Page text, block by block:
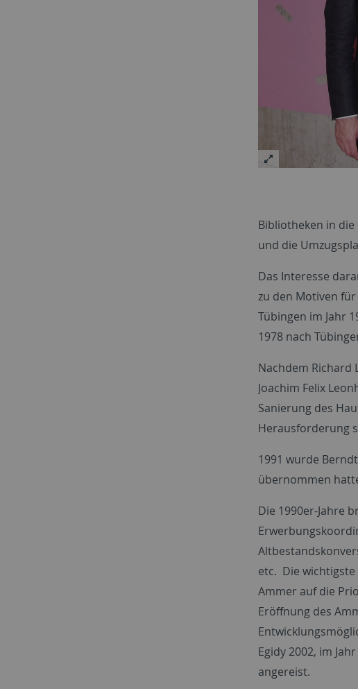
Bibliotheken in
und die
Das Interesse
zu den Motiven
Tübingen im Jahr
1978 nach
Nachdem
Joachim Felix
Sanierung des
Herausforderung
1991 wurde
übernommen
Die 1990er-Jahre
etc. Die
Ammer auf die
Eröffnung des
Egidy 2002, im
angereist.